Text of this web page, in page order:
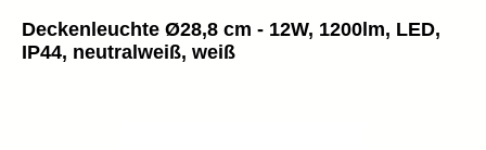
Deckenleuchte Ø28,8 cm - 12W, 1200lm, LED,
IP44, neutralweiß, weiß